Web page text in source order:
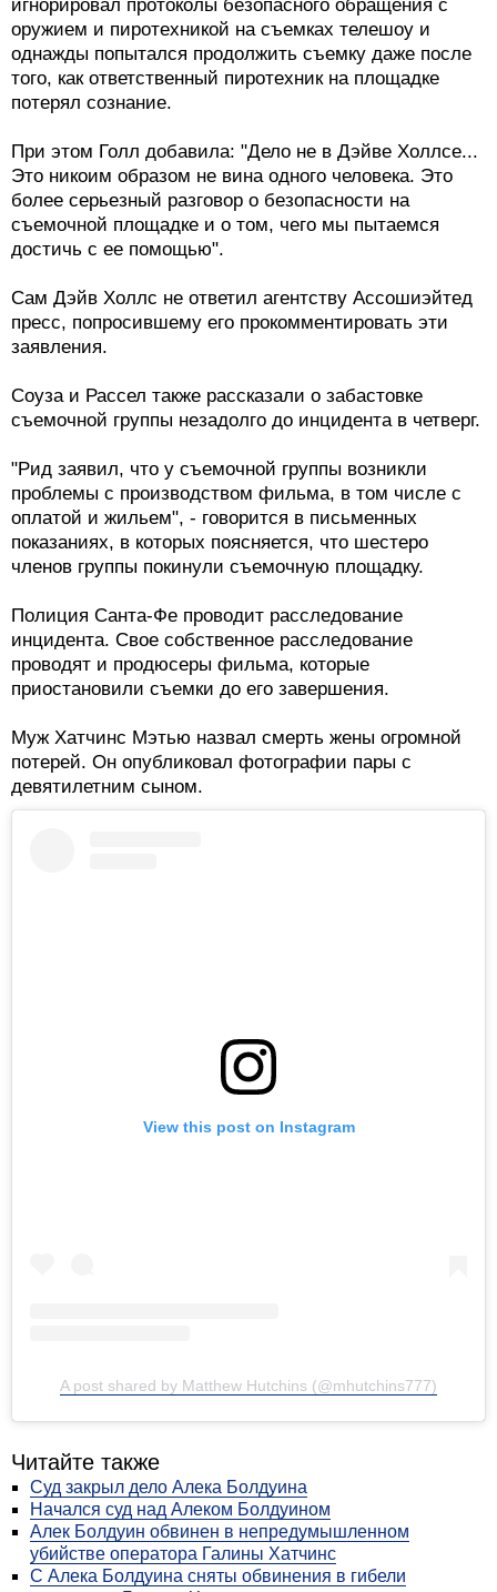
игнорировал протоколы безопасного обращения с
оружием и пиротехникой на съемках телешоу и
однажды попытался продолжить съемку даже после
того, как ответственный пиротехник на площадке
потерял сознание.
При этом Голл добавила: "Дело не в Дэйве Холлсе...
Это никоим образом не вина одного человека. Это
более серьезный разговор о безопасности на
съемочной площадке и о том, чего мы пытаемся
достичь с ее помощью".
Сам Дэйв Холлс не ответил агентству Ассошиэйтед
пресс, попросившему его прокомментировать эти
заявления.
Соуза и Рассел также рассказали о забастовке
съемочной группы незадолго до инцидента в четверг.
"Рид заявил, что у съемочной группы возникли
проблемы с производством фильма, в том числе с
оплатой и жильем", - говорится в письменных
показаниях, в которых поясняется, что шестеро
членов группы покинули съемочную площадку.
Полиция Санта-Фе проводит расследование
инцидента. Свое собственное расследование
проводят и продюсеры фильма, которые
приостановили съемки до его завершения.
Муж Хатчинс Мэтью назвал смерть жены огромной
потерей. Он опубликовал фотографии пары с
девятилетним сыном.
View this post on Instagram
A post shared by Matthew Hutchins (@mhutchins777)
Читайте также
Суд закрыл дело Алека Болдуина
Начался суд над Алеком Болдуином
Алек Болдуин обвинен в непредумышленном
убийстве оператора Галины Хатчинс
С Алека Болдуина сняты обвинения в гибели